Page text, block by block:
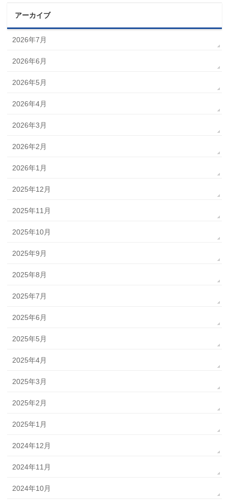
アーカイブ
2026年7月
2026年6月
2026年5月
2026年4月
2026年3月
2026年2月
2026年1月
2025年12月
2025年11月
2025年10月
2025年9月
2025年8月
2025年7月
2025年6月
2025年5月
2025年4月
2025年3月
2025年2月
2025年1月
2024年12月
2024年11月
2024年10月